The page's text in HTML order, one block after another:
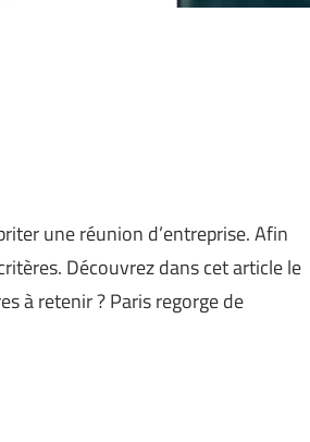
une réunion d’entreprise. Afin
Découvrez dans cet article le
à retenir ? Paris regorge de